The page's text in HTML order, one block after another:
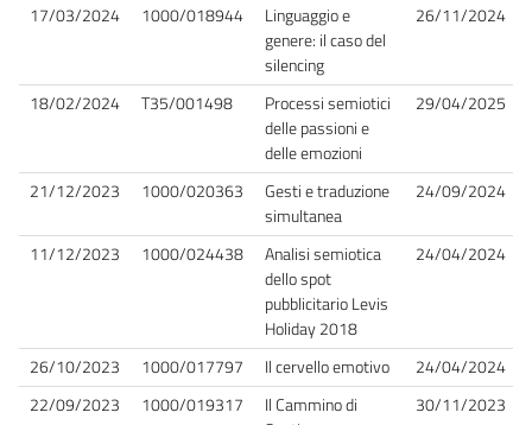
17/03/2024 1000/018944
Linguaggio e
genere: il caso del
silencing
26/11/2024
18/02/2024 T35/001498
Processi semiotici
delle passioni e
delle emozioni
29/04/2025
21/12/2023 1000/020363
Gesti e traduzione
simultanea
24/09/2024
11/12/2023 1000/024438
Analisi semiotica
dello spot
pubblicitario Levis
Holiday 2018
24/04/2024
26/10/2023 1000/017797 Il cervello emotivo
24/04/2024
22/09/2023
1000/019317
Il Cammino di
30/11/2023